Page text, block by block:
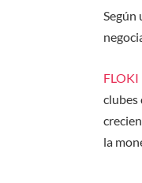
Según
FLOKI
clubes
la